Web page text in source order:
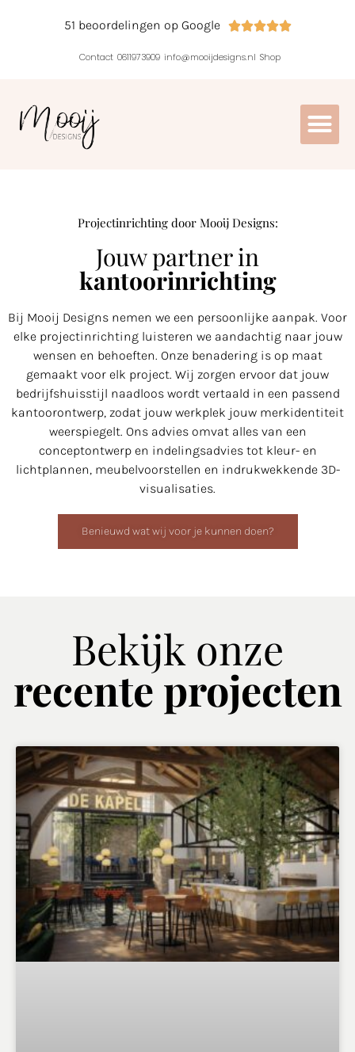
51 beoordelingen op Google 
Contact 0611973909 info@mooijdesigns.nl Shop
Projectinrichting door Mooij Designs:
Jouw partner in
kantoorinrichting
Bij Mooij Designs nemen we een persoonlijke aanpak. Voor
elke projectinrichting luisteren we aandachtig naar jouw
wensen en behoeften. Onze benadering is op maat
gemaakt voor elk project. Wij zorgen ervoor dat jouw
bedrijfshuisstijl naadloos wordt vertaald in een passend
kantoorontwerp, zodat jouw werkplek jouw merkidentiteit
weerspiegelt. Ons advies omvat alles van een
conceptontwerp en indelingsadvies tot kleur- en
lichtplannen, meubelvoorstellen en indrukwekkende 3D-
visualisaties.
Benieuwd wat wij voor je kunnen doen?
Bekijk onze
recente projecten